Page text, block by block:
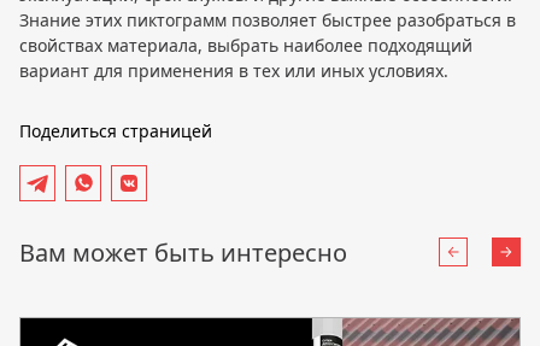
Знание этих пиктограмм позволяет быстрее разобраться в
свойствах материала, выбрать наиболее подходящий
вариант для применения в тех или иных условиях.
Поделиться страницей
Вам может быть интересно Назад